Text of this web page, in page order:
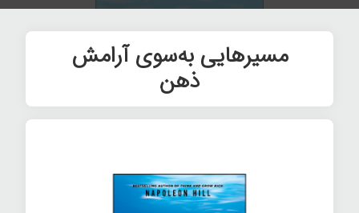
مسیرهایی به‌سوی آرامش
ذهن